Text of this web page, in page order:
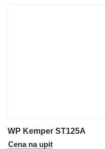
WP Kemper ST125A
Cena na upit